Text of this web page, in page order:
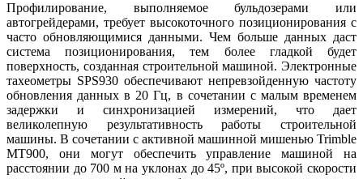
Профилирование, выполняемое бульдозерами или
автогрейдерами, требует высокоточного позиционирования с
часто обновляющимися данными. Чем больше данных даст
система позиционирования, тем более гладкой будет
поверхность, созданная строительной машиной. Электронные
тахеометры SPS930 обеспечивают непревзойденную частоту
обновления данных в 20 Гц, в сочетании с малым временем
задержки и синхронизацией измерений, что дает
великолепную результативность работы строительной
машины. В сочетании с активной машинной мишенью Trimble
MT900, они могут обеспечить управление машиной на
расстоянии до 700 м на уклонах до 45º, при высокой скорости